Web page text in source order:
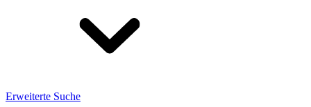
Erweiterte Suche